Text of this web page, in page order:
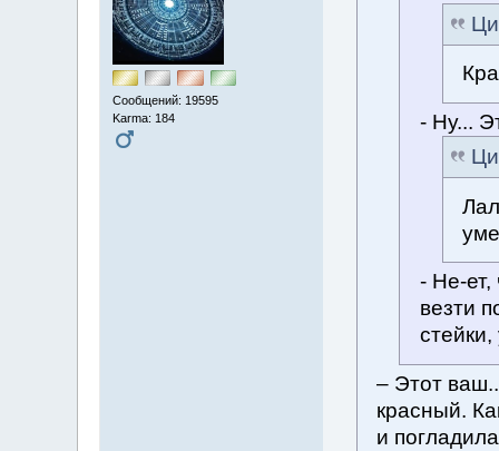
Сообщений: 19595
Karma: 184
- Ну...
- Не-
везти
– Этот
красный.
и